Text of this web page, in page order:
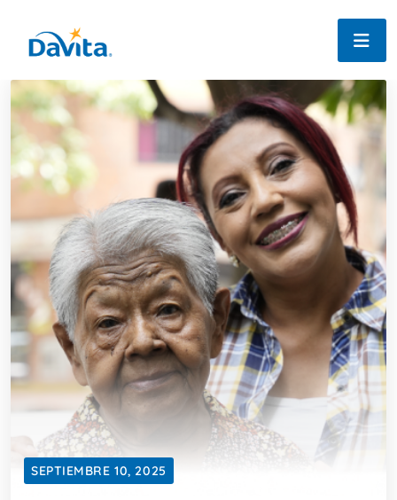
SEPTIEMBRE 10, 2025